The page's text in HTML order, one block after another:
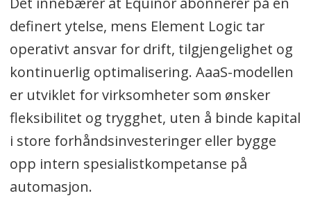
definert ytelse, mens Element Logic tar
operativt ansvar for drift, tilgjengelighet og
kontinuerlig optimalisering. AaaS-modellen
er utviklet for virksomheter som ønsker
fleksibilitet og trygghet, uten å binde kapital
i store forhåndsinvesteringer eller bygge
opp intern spesialistkompetanse på
automasjon.